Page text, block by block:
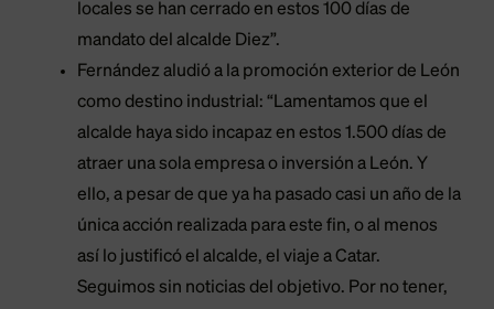
locales se han cerrado en estos 100 días de
mandato del alcalde Diez”.
Fernández aludió a la promoción exterior de León
como destino industrial: “Lamentamos que el
alcalde haya sido incapaz en estos 1.500 días de
atraer una sola empresa o inversión a León. Y
ello, a pesar de que ya ha pasado casi un año de la
única acción realizada para este fin, o al menos
así lo justificó el alcalde, el viaje a Catar.
Seguimos sin noticias del objetivo. Por no tener,